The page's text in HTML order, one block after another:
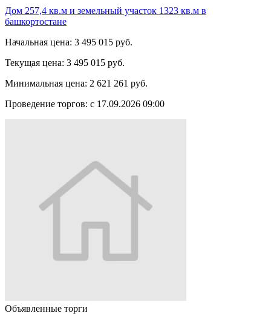
Дом 257,4 кв.м и земельный участок 1323 кв.м в
башкортостане
Начальная цена: 3 495 015 руб.
Текущая цена: 3 495 015 руб.
Минимальная цена: 2 621 261 руб.
Проведение торгов: с 17.09.2026 09:00
Объявленные торги